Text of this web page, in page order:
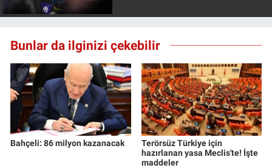
Bunlar da ilginizi çekebilir
Bahçeli: 86 milyon kazanacak
Terörsüz Türkiye için
hazırlanan yasa Meclis'te! İşte
maddeler